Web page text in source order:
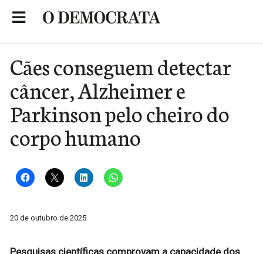
Cães conseguem detectar
câncer, Alzheimer e
Parkinson pelo cheiro do
corpo humano
20 de outubro de 2025